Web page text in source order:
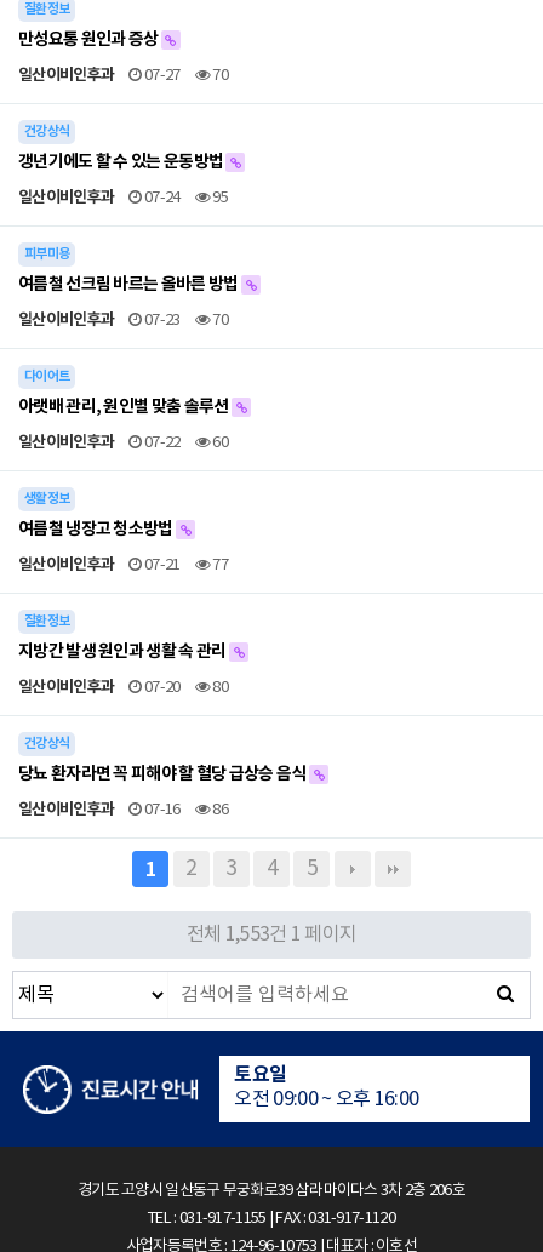
질환정보
만성요통 원인과 증상
일산이비인후과 07-27 70
건강상식
갱년기에도 할 수 있는 운동방법
일산이비인후과 07-24 95
피부미용
여름철 선크림 바르는 올바른 방법
일산이비인후과 07-23 70
다이어트
아랫배 관리, 원인별 맞춤 솔루션
일산이비인후과 07-22 60
생활정보
여름철 냉장고 청소방법
일산이비인후과 07-21 77
질환정보
지방간 발생 원인과 생활 속 관리
일산이비인후과 07-20 80
건강상식
당뇨 환자라면 꼭 피해야 할 혈당 급상승 음식
일산이비인후과 07-16 86
1 2 3 4 5
전체 1,553건 1 페이지
수면다원검사실은 24시간 운영
평일
오전 09:00 ~ 오후 18:00
토요일
오전 09:00 ~ 오후 16:00
점심시간
오후 13:00 ~ 오후 14:00
수면다원검사실은 24시간 운영
경기도 고양시 일산동구 무궁화로39 삼라마이다스 3차 2층 206호
TEL : 031-917-1155 | FAX : 031-917-1120
사업자등록번호 : 124-96-10753 | 대표자 : 이호선